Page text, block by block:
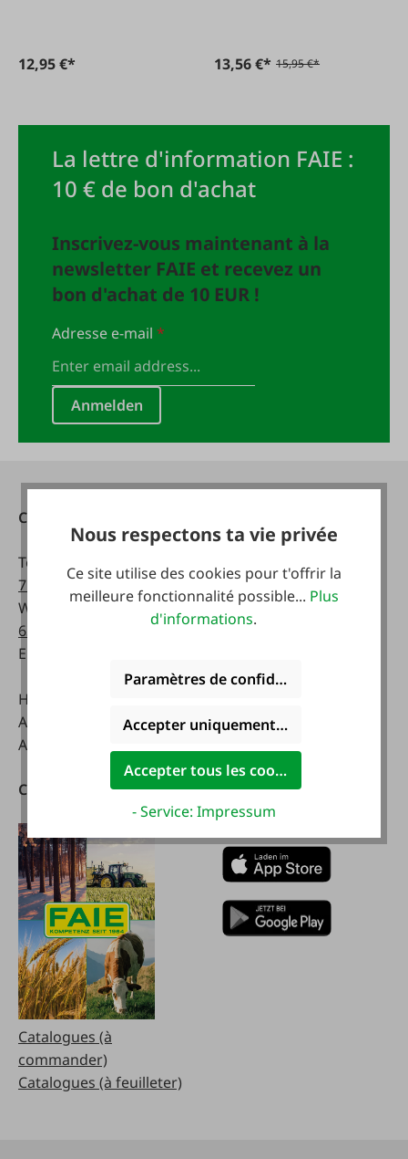
12,95 €* 13,56 €* 15,95 €*
La lettre d'information FAIE :
10 € de bon d'achat
Inscrivez-vous maintenant à la
newsletter FAIE et recevez un
bon d'achat de 10 EUR !
Adresse e-mail*
Anmelden
Contact
Téléphone :
0043 7672
716-0
WhatsApp :0043 677
63514619
Email :
Handelsstraße 9
A-4844 Regau
Autriche
lundi - vendredi:
8 a.m. - 5 p.m
Samedi:
Catalogues
Catalogues (à
commander)
Catalogues (à feuilleter)
Télécharger notre
application
Nous respectons ta vie privée
Ce site utilise des cookies pour t'offrir la
meilleure fonctionnalité possible... Plus
d'informations.
Paramètres de confidentialité
Accepter uniquement les cookies
Accepter tous les cookies
- Service: Impressum